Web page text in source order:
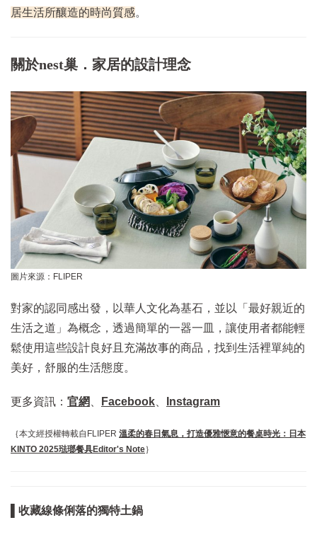
居生活所釀造的時尚質感。
關於nest巢．家居的設計理念
圖片來源：FLIPER
對家的認同感出發，以華人文化為基石，並以「最好親近的
生活之道」為概念，透過簡單的一器一皿，讓使用者都能輕
鬆使用這些設計良好且充滿故事的商品，找到生活裡單純的
美好，舒服的生活態度。
更多資訊： 官網 Facebook Instagram
｛本文經授權轉載自FLIPER 溫柔的春日氣息，打造優雅愜意的餐桌時光：日本
KINTO 2025琺瑯餐具Editor's Note｝
▌收藏線條俐落的獨特土鍋